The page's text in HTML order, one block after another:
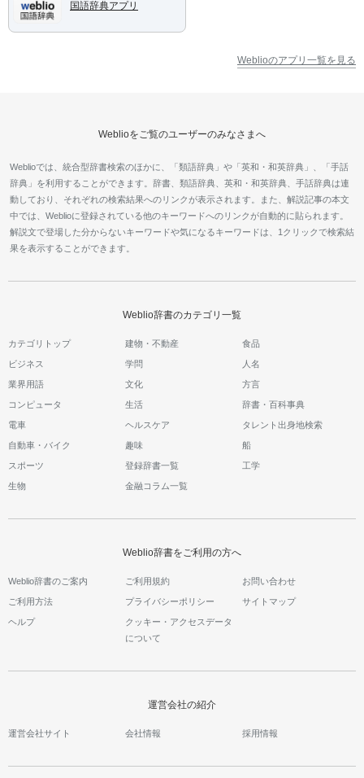
国語辞典アプリ
Weblioのアプリ一覧を見る
Weblioをご覧のユーザーのみなさまへ
Weblioでは、統合型辞書検索のほかに、「類語辞典」や「英和・和英辞典」、「手話
辞典」を利用することができます。辞書、類語辞典、英和・和英辞典、手話辞典は連
動しており、それぞれの検索結果へのリンクが表示されます。また、解説記事の本文
中では、Weblioに登録されている他のキーワードへのリンクが自動的に貼られます。
解説文で登場した分からないキーワードや気になるキーワードは、1クリックで検索結
果を表示することができます。
Weblio辞書のカテゴリ一覧
カテゴリトップ 建物・不動産 食品
ビジネス 学問 人名
業界用語 文化 方言
コンピュータ 生活 辞書・百科事典
電車 ヘルスケア タレント出身地検索
自動車・バイク 趣味 船
スポーツ 登録辞書一覧 工学
生物 金融コラム一覧
Weblio辞書をご利用の方へ
Weblio辞書のご案内 ご利用規約 お問い合わせ
ご利用方法 プライバシーポリシー サイトマップ
ヘルプ
クッキー・アクセスデータ
について
運営会社の紹介
運営会社サイト 会社情報 採用情報